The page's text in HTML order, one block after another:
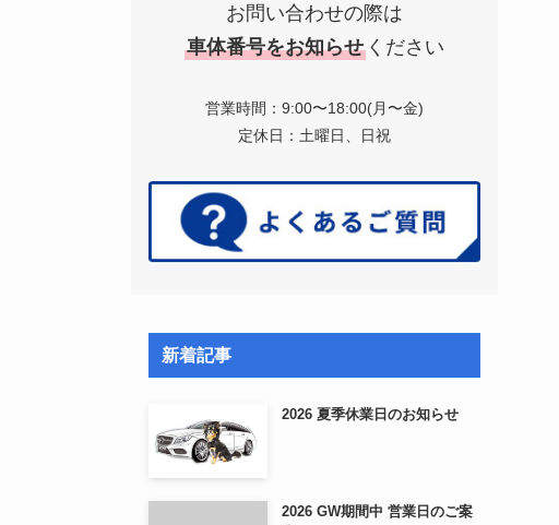
お問い合わせの際は
車体番号をお知らせ ください
営業時間：9:00〜18:00(月〜金)
定休日：土曜日、日祝
新着記事
2026 夏季休業日のお知らせ
2026 GW期間中 営業日のご案